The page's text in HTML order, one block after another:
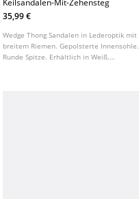
Keilsandalen-Mit-Zehensteg
35,99 €
Wedge Thong Sandalen in Lederoptik mit
breitem Riemen. Gepolsterte Innensohle.
Runde Spitze. Erhältlich in Weiß.